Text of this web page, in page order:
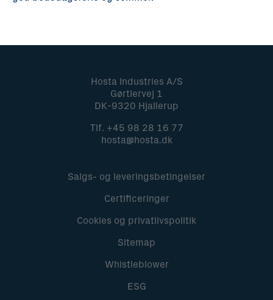
Hosta Industries A/S
Gørtlervej 1
DK-9320 Hjallerup
Tlf. +45 98 28 16 77
hosta@hosta.dk
Salgs- og leveringsbetingelser
Certificeringer
Cookies og privatlivspolitik
Sitemap
Whistleblower
ESG